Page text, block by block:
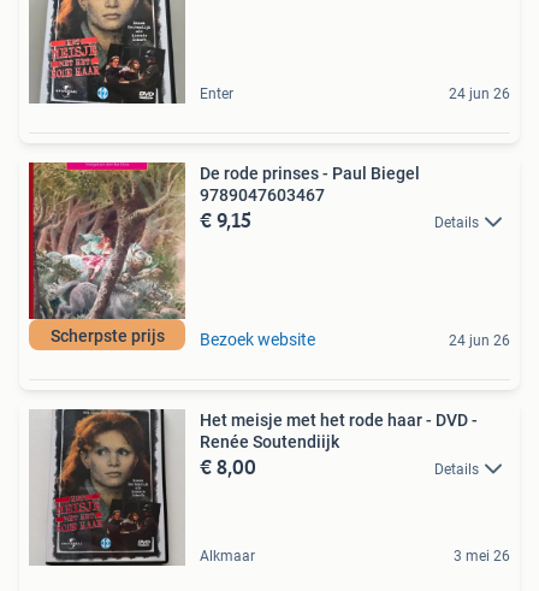
Enter 24 jun 26
Scherpste prijs
De rode prinses - Paul Biegel
9789047603467
€ 9,15 Details
Bezoek website 24 jun 26
Het meisje met het rode haar - DVD -
Renée Soutendiijk
€ 8,00 Details
Alkmaar 3 mei 26